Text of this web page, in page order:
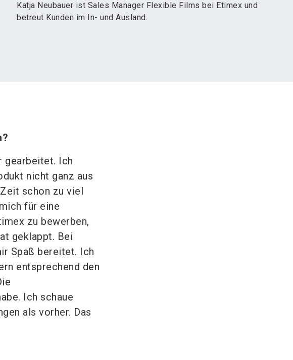
Katja Neubauer ist Sales Manager Flexible Films bei Etimex und
betreut Kunden im In- und Ausland.
gearbeitet. Ich
nicht ganz aus
schon zu viel
für eine
zu bewerben,
geklappt. Bei
Spaß bereitet. Ich
entsprechend den
Ich schaue
als vorher. Das